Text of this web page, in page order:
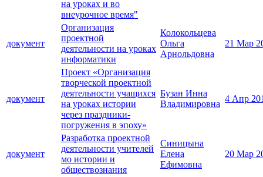
на уроках и во
внеурочное время"
документ
Организация
проектной
деятельности на уроках
информатики
Колокольцева
Ольга
Арнольдовна
21 Мар
документ
Проект «Организация
творческой проектной
деятельности учащихся
на уроках истории
через праздники-
погружения в эпоху»
Бузан Инна
Владимировна
4 Апр
документ
Разработка проектной
деятельности учителей
мо истории и
обществознания
Синицына
Елена
Ефимовна
20 Мар